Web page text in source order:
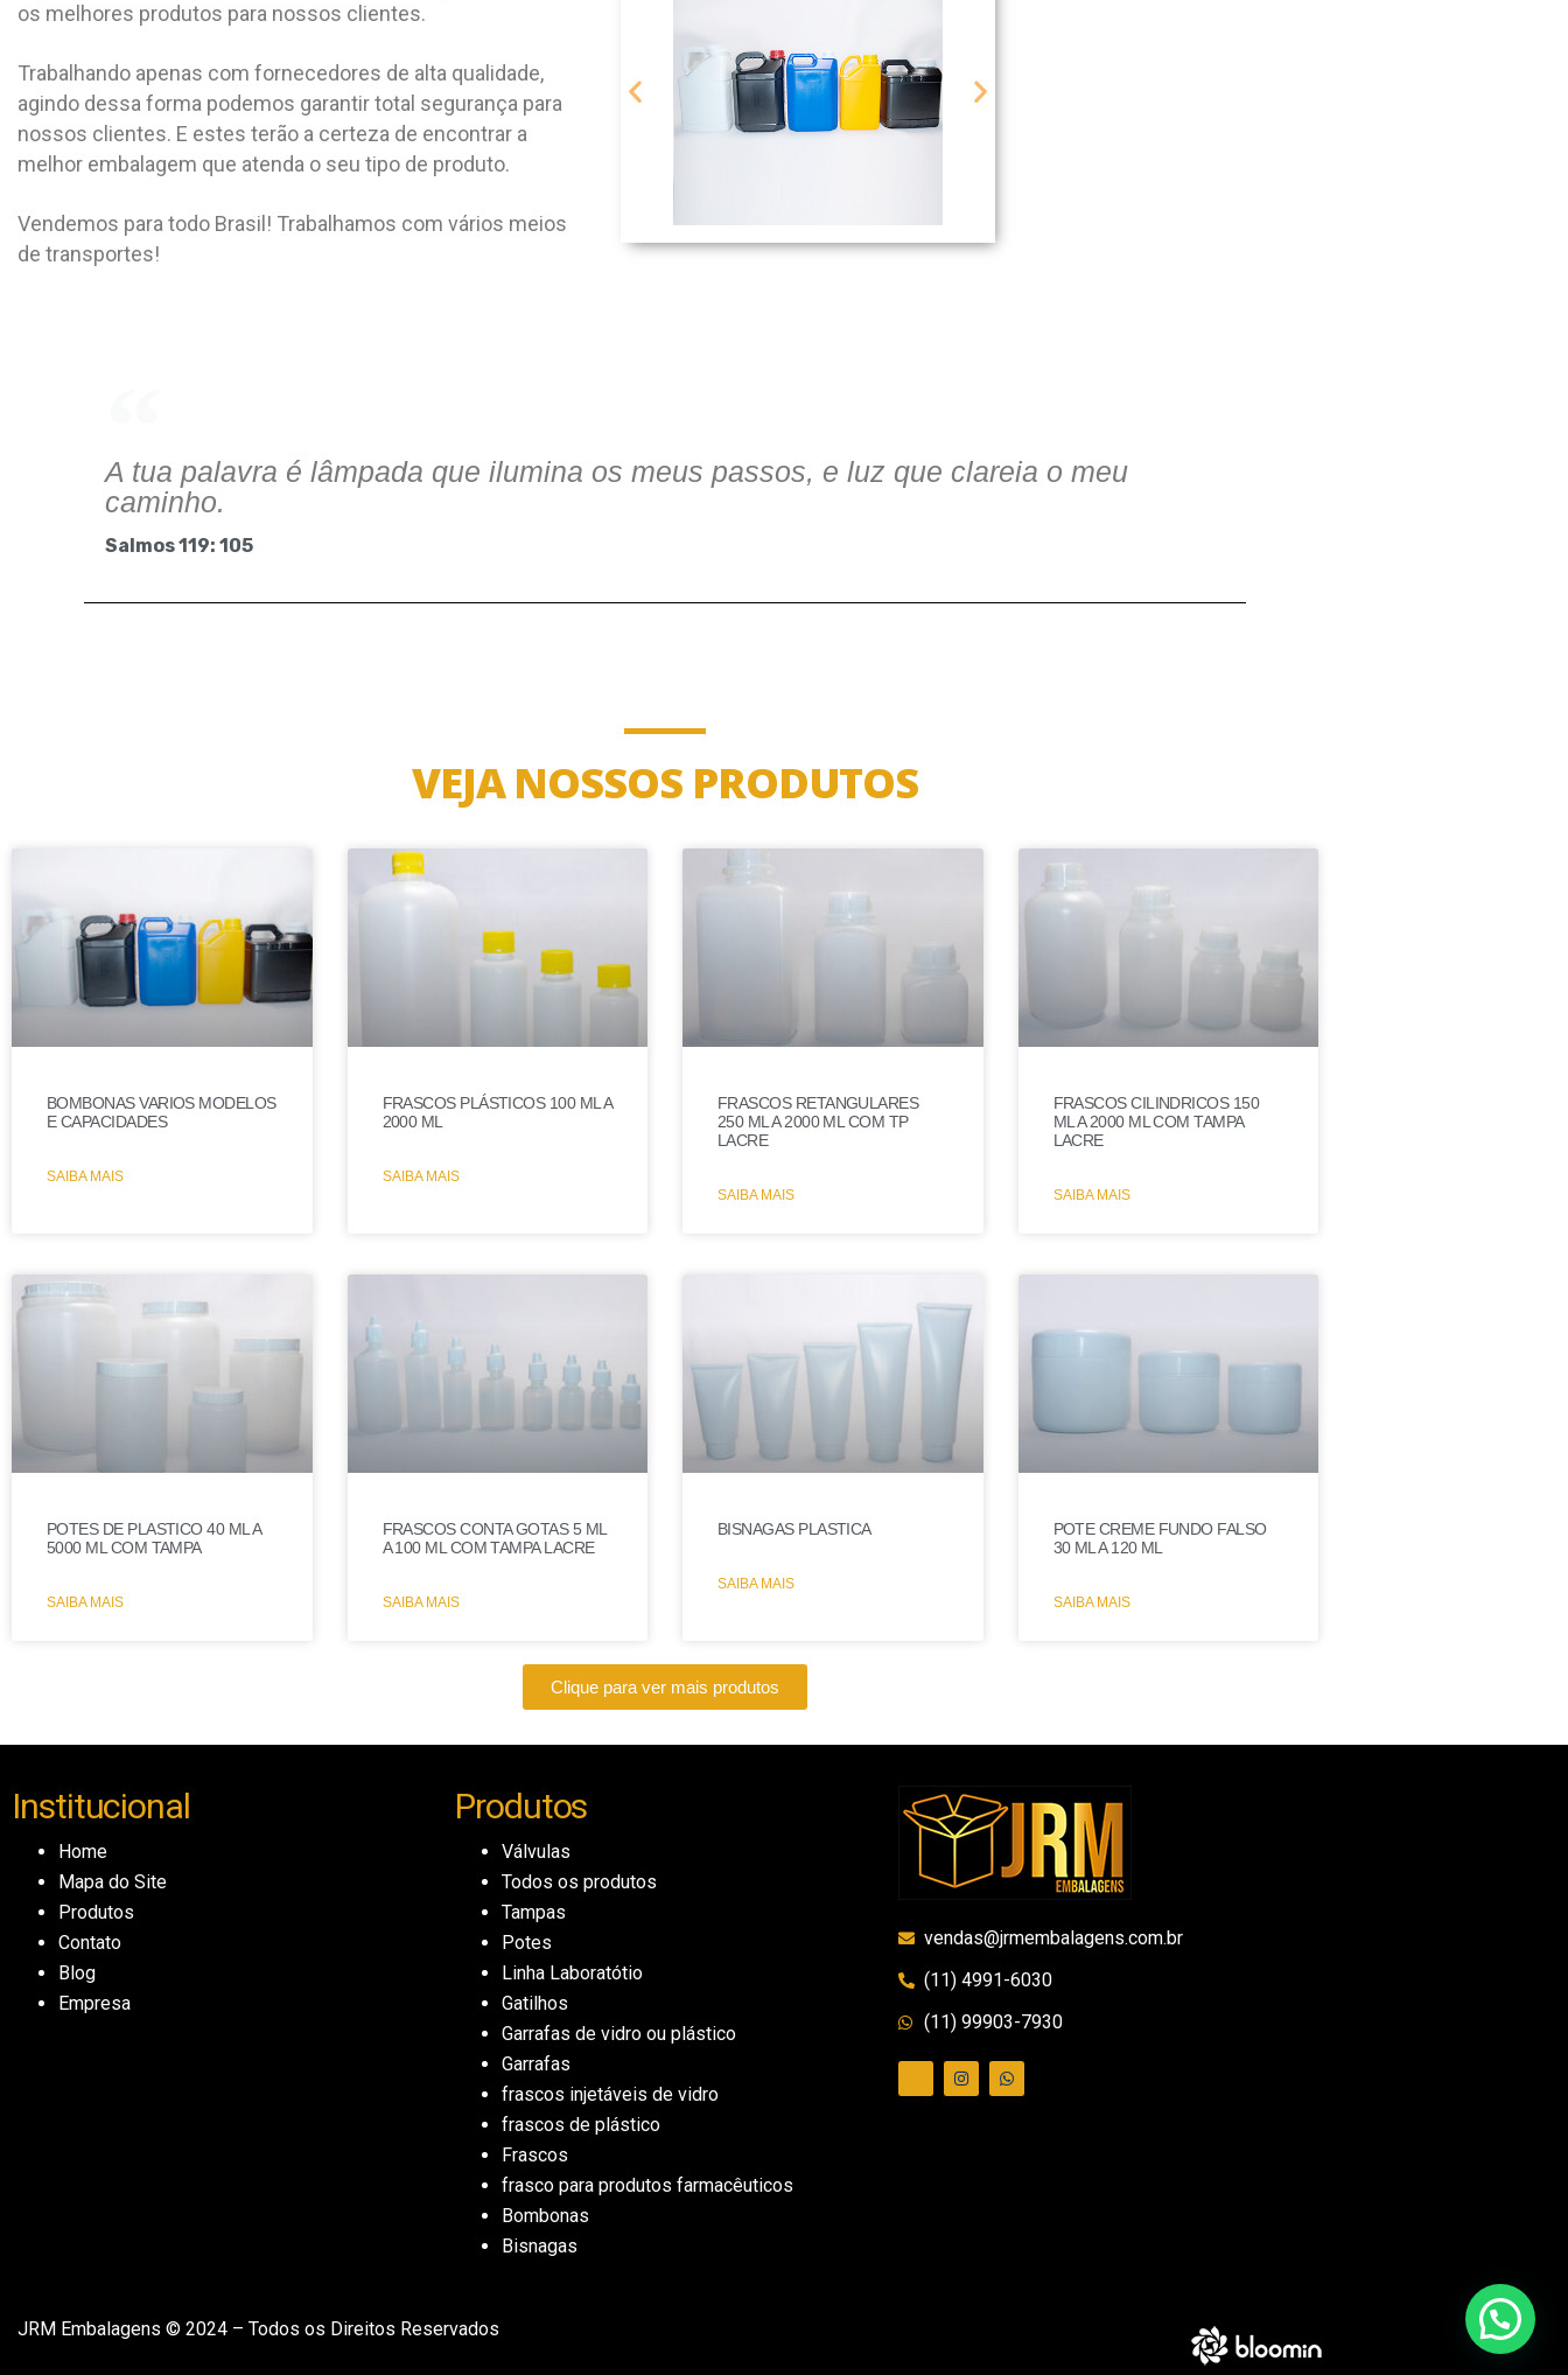
os melhores produtos para nossos clientes.
Trabalhando apenas com fornecedores de alta qualidade,
agindo dessa forma podemos garantir total segurança para
nossos clientes. E estes terão a certeza de encontrar a
melhor embalagem que atenda o seu tipo de produto.
Vendemos para todo Brasil! Trabalhamos com vários meios
de transportes!
A tua palavra é lâmpada que ilumina os meus passos, e luz que clareia o meu
caminho.
Salmos 119: 105
VEJA NOSSOS PRODUTOS
BOMBONAS VARIOS MODELOS
E CAPACIDADES
SAIBA MAIS
FRASCOS PLÁSTICOS 100 ML A
2000 ML
SAIBA MAIS
FRASCOS RETANGULARES
250 ML A 2000 ML COM TP
LACRE
SAIBA MAIS
FRASCOS CILINDRICOS 150
ML A 2000 ML COM TAMPA
LACRE
SAIBA MAIS
POTES DE PLASTICO 40 ML A
5000 ML COM TAMPA
SAIBA MAIS
FRASCOS CONTA GOTAS 5 ML
A 100 ML COM TAMPA LACRE
SAIBA MAIS
BISNAGAS PLASTICA
SAIBA MAIS
POTE CREME FUNDO FALSO
30 ML A 120 ML
SAIBA MAIS
Clique para ver mais produtos
Institucional
Home
Mapa do Site
Produtos
Contato
Blog
Empresa
Produtos
Válvulas
Todos os produtos
Tampas
Potes
Linha Laboratótio
Gatilhos
Garrafas de vidro ou plástico
Garrafas
frascos injetáveis de vidro
frascos de plástico
Frascos
frasco para produtos farmacêuticos
Bombonas
Bisnagas
vendas@jrmembalagens.com.br
(11) 4991-6030
(11) 99903-7930
JRM Embalagens © 2024 – Todos os Direitos Reservados